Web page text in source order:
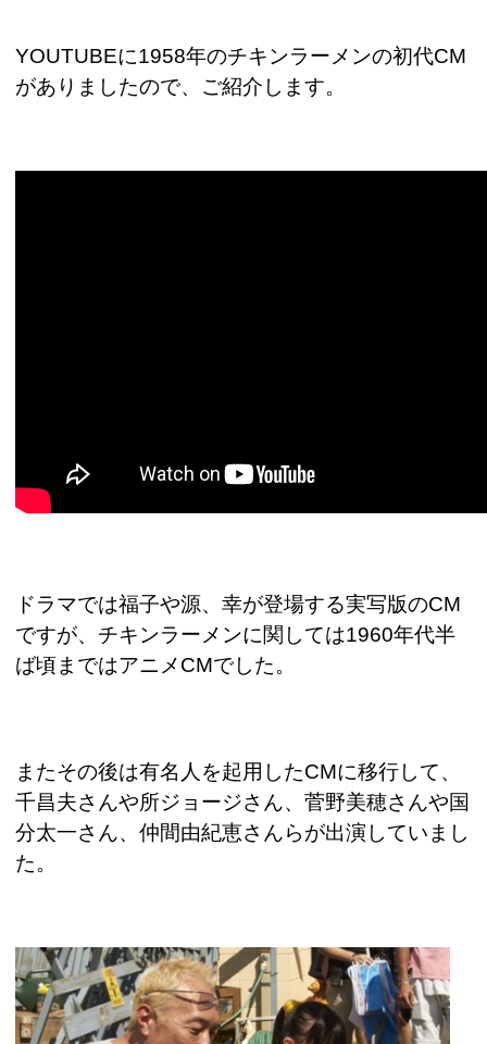
YOUTUBEに1958年のチキンラーメンの初代CM
がありましたので、ご紹介します。
ドラマでは福子や源、幸が登場する実写版のCM
ですが、チキンラーメンに関しては1960年代半
ば頃まではアニメCMでした。
またその後は有名人を起用したCMに移行して、
千昌夫さんや所ジョージさん、菅野美穂さんや国
分太一さん、仲間由紀恵さんらが出演していまし
た。